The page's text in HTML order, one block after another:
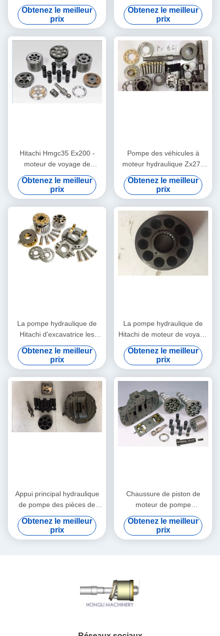
d'excavatrice d'axe de
motivation
essentielle/hydraulique 16 x
46 dents
Obtenez le meilleur
prix
le bloc-cylindres de plat de
valve de piston de Pin
central inclus
Obtenez le meilleur
prix
Hitachi Hmgc35 Ex200 -
moteur de voyage de
réparation de culasse du
diesel 5 398 - piston 2300
Obtenez le meilleur
prix
Pompe des véhicules à
moteur hydraulique Zx270
d'excavatrice du plat EX200-
2 de valve de ressorts
hélicoïdaux double
Obtenez le meilleur
prix
La pompe hydraulique de
Hitachi d'excavatrice les
pièces ISO9001 d'arbre
partie/d'entraînement
approuvées
Obtenez le meilleur
prix
La pompe hydraulique de
Hitachi de moteur de voyage
partie l'axe de motivation
essentielle de dents de
HPV091 16x46
Obtenez le meilleur
prix
Appui principal hydraulique
de pompe des pièces de
réparation de pompe
d'excavatrice de Hitachi
HPV091
Obtenez le meilleur
prix
Chaussure de piston de
moteur de pompe
hydraulique pour la pompe
ZX200 EX200-1 EX200-2 de
pilote d'excavatrice
Obtenez le meilleur
prix